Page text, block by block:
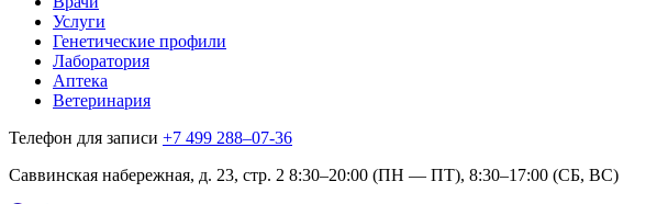
Услуги
Генетические профили
Лаборатория
Аптека
Ветеринария
Телефон для записи +7 499 288–07-36
Саввинская набережная, д. 23, стр. 2 8:30–20:00 (ПН — ПТ), 8:30–17:00 (СБ, ВС)